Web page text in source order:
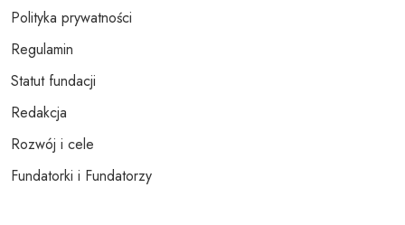
Polityka prywatności
Regulamin
Statut fundacji
Redakcja
Rozwój i cele
Fundatorki i Fundatorzy